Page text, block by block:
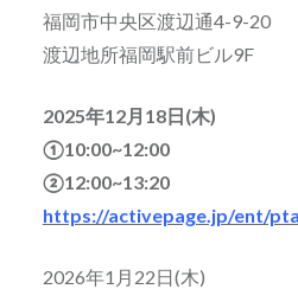
福岡市中央区渡辺通4-9-20
渡辺地所福岡駅前ビル9F
2025年12月18日(木)
①10:00~12:00
②12:00~13:20
https://activepage.jp/ent/
2026年1月22日(木)